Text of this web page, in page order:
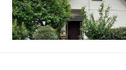
【駅徒歩9分/ICから車10分】
クセス！富士山を望む三角屋
この家からの距離 0km